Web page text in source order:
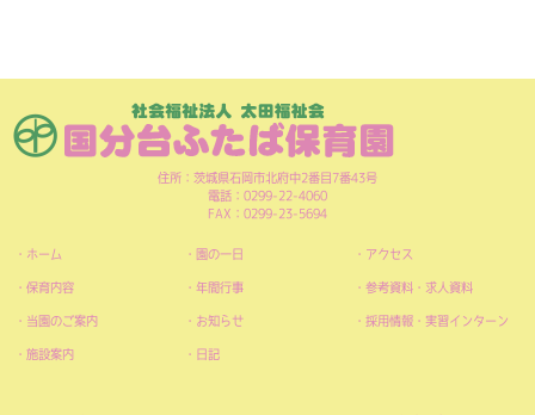
住所：茨城県石岡市北府中2番目7番43号
電話：0299-22-4060
FAX：0299-23-5694
ホーム
保育内容
当園のご案内
施設案内
園の一日
年間行事
お知らせ
日記
アクセス
参考資料・求人資料
採用情報・実習インターン